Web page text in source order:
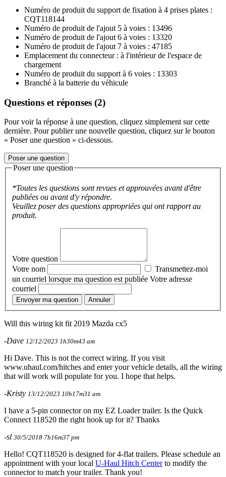
Numéro de produit du support de fixation à 4 prises plates :
CQT118144
Numéro de produit de l'ajout 5 à voies : 13496
Numéro de produit de l'ajout 6 à voies : 13320
Numéro de produit de l'ajout 7 à voies : 47185
Emplacement du connecteur : à l'intérieur de l'espace de
chargement
Numéro de produit du support à 6 voies : 13303
Branché à la batterie du véhicule
Questions et réponses (2)
Pour voir la réponse à une question, cliquez simplement sur cette
dernière. Pour publier une nouvelle question, cliquez sur le bouton
« Poser une question » ci-dessous.
Poser une question
Poser une question
*Toutes les questions sont revues et approuvées avant d'être
publiées ou avant d'y répondre.
Veuillez poser des questions appropriées qui ont rapport au
produit.
Votre question
Votre nom
Transmettez-moi
un courriel lorsque ma question est publiée Votre adresse
courriel
Envoyer ma question Annuler
Will this wiring kit fit 2019 Mazda cx5
-Dave 12/12/2023 1h30m43 am
Hi Dave. This is not the correct wiring. If you visit
www.uhaul.com/hitches and enter your vehicle details, all the wiring
that will work will populate for you. I hope that helps.
-Kristy 13/12/2023 10h17m31 am
I have a 5-pin connector on my EZ Loader trailer. Is the Quick
Connect 118520 the right hook up for it? Thanks
-sl 30/5/2018 7h16m37 pm
Hello! CQT118520 is designed for 4-flat trailers. Please schedule an
appointment with your local U-Haul Hitch Centerto modify the
connector to match your trailer. Thank you!